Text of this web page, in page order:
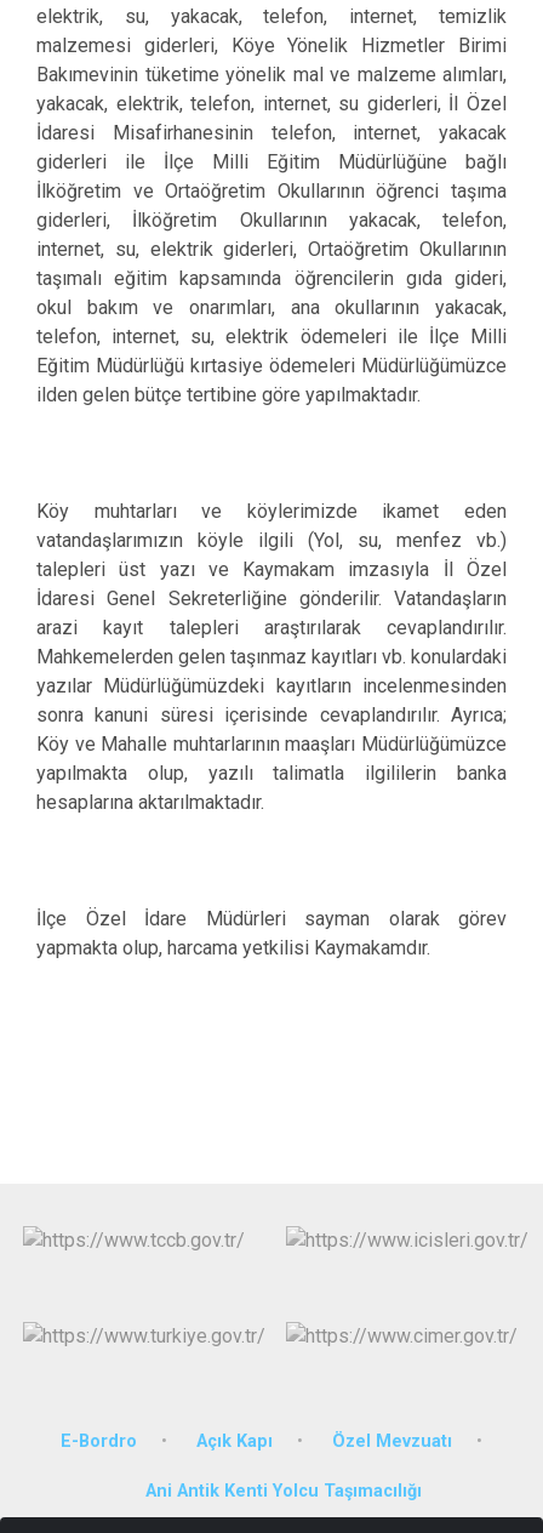
elektrik, su, yakacak, telefon, internet, temizlik
malzemesi giderleri, Köye Yönelik Hizmetler Birimi
Bakımevinin tüketime yönelik mal ve malzeme alımları,
yakacak, elektrik, telefon, internet, su giderleri, İl Özel
İdaresi Misafirhanesinin telefon, internet, yakacak
giderleri ile İlçe Milli Eğitim Müdürlüğüne bağlı
İlköğretim ve Ortaöğretim Okullarının öğrenci taşıma
giderleri, İlköğretim Okullarının yakacak, telefon,
internet, su, elektrik giderleri, Ortaöğretim Okullarının
taşımalı eğitim kapsamında öğrencilerin gıda gideri,
okul bakım ve onarımları, ana okullarının yakacak,
telefon, internet, su, elektrik ödemeleri ile İlçe Milli
Eğitim Müdürlüğü kırtasiye ödemeleri Müdürlüğümüzce
ilden gelen bütçe tertibine göre yapılmaktadır.
Köy muhtarları ve köylerimizde ikamet eden
vatandaşlarımızın köyle ilgili (Yol, su, menfez vb.)
talepleri üst yazı ve Kaymakam imzasıyla İl Özel
İdaresi Genel Sekreterliğine gönderilir. Vatandaşların
arazi kayıt talepleri araştırılarak cevaplandırılır.
Mahkemelerden gelen taşınmaz kayıtları vb. konulardaki
yazılar Müdürlüğümüzdeki kayıtların incelenmesinden
sonra kanuni süresi içerisinde cevaplandırılır. Ayrıca;
Köy ve Mahalle muhtarlarının maaşları Müdürlüğümüzce
yapılmakta olup, yazılı talimatla ilgililerin banka
hesaplarına aktarılmaktadır.
İlçe Özel İdare Müdürleri sayman olarak görev
yapmakta olup, harcama yetkilisi Kaymakamdır.
E-Bordro Açık Kapı Özel Mevzuatı
Ani Antik Kenti Yolcu Taşımacılığı